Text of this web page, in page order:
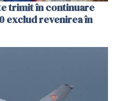
trimit în continuare
exclud revenirea în